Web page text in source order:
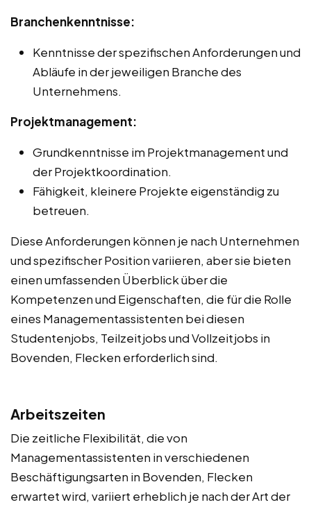
Branchenkenntnisse:
Kenntnisse der spezifischen Anforderungen und
Abläufe in der jeweiligen Branche des
Unternehmens.
Projektmanagement:
Grundkenntnisse im Projektmanagement und
der Projektkoordination.
Fähigkeit, kleinere Projekte eigenständig zu
betreuen.
Diese Anforderungen können je nach Unternehmen
und spezifischer Position variieren, aber sie bieten
einen umfassenden Überblick über die
Kompetenzen und Eigenschaften, die für die Rolle
eines Managementassistenten bei diesen
Studentenjobs, Teilzeitjobs und Vollzeitjobs in
Bovenden, Flecken erforderlich sind.
Arbeitszeiten
Die zeitliche Flexibilität, die von
Managementassistenten in verschiedenen
Beschäftigungsarten in Bovenden, Flecken
erwartet wird, variiert erheblich je nach der Art der